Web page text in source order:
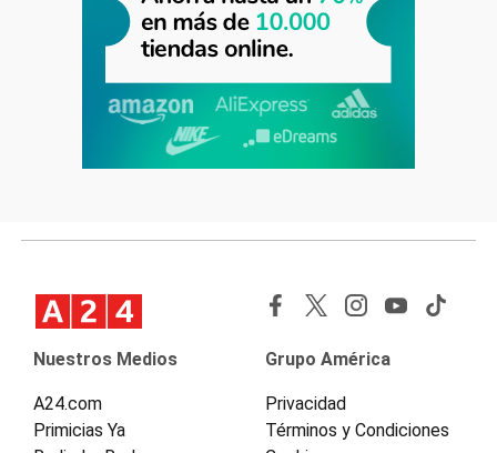
Nuestros Medios
A24.com
Primicias Ya
Grupo América
Privacidad
Términos y Condiciones